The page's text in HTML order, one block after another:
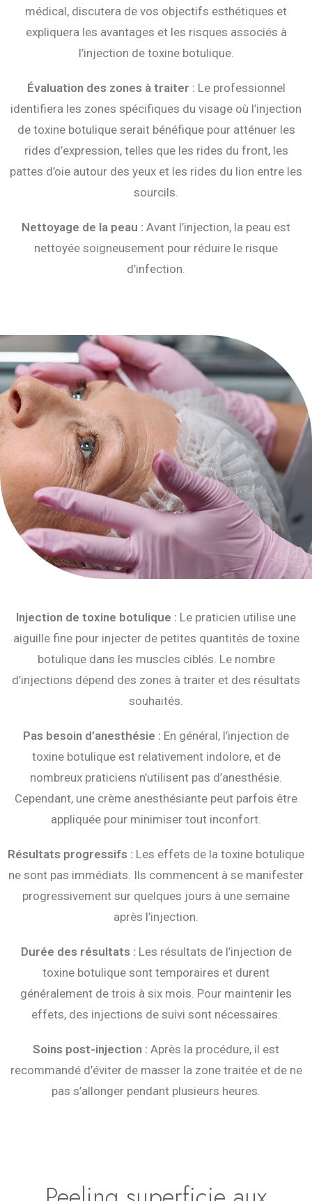
médical, discutera de vos objectifs esthétiques et
expliquera les avantages et les risques associés à
l’injection de toxine botulique.
Évaluation des zones à traiter : Le professionnel
identifiera les zones spécifiques du visage où l’injection
de toxine botulique serait bénéfique pour atténuer les
rides d’expression, telles que les rides du front, les
pattes d’oie autour des yeux et les rides du lion entre les
sourcils.
Nettoyage de la peau : Avant l’injection, la peau est
nettoyée soigneusement pour réduire le risque
d’infection.
Injection de toxine botulique : Le praticien utilise une
aiguille fine pour injecter de petites quantités de toxine
botulique dans les muscles ciblés. Le nombre
d’injections dépend des zones à traiter et des résultats
souhaités.
Pas besoin d’anesthésie : En général, l’injection de
toxine botulique est relativement indolore, et de
nombreux praticiens n’utilisent pas d’anesthésie.
Cependant, une crème anesthésiante peut parfois être
appliquée pour minimiser tout inconfort.
Résultats progressifs : Les effets de la toxine botulique
ne sont pas immédiats. Ils commencent à se manifester
progressivement sur quelques jours à une semaine
après l’injection.
Durée des résultats : Les résultats de l’injection de
toxine botulique sont temporaires et durent
généralement de trois à six mois. Pour maintenir les
effets, des injections de suivi sont nécessaires.
Soins post-injection : Après la procédure, il est
recommandé d’éviter de masser la zone traitée et de ne
pas s’allonger pendant plusieurs heures.